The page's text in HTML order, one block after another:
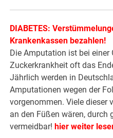
DIABETES:
Krankenkassen bezahlen!
Die Amputation ist bei einer
Zuckerkrankheit oft das
Jährlich werden in
Amputationen wegen der
vorgenommen. Viele dieser
an den Füßen wären, durch
vermeidbar!hier weiter